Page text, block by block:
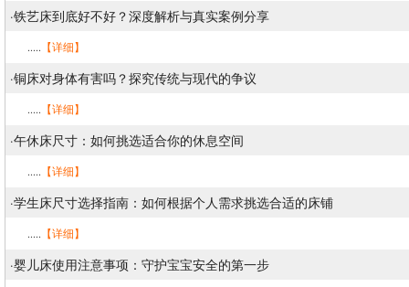
·铁艺床到底好不好？深度解析与真实案例分享
..... 【详细】
·铜床对身体有害吗？探究传统与现代的争议
..... 【详细】
·午休床尺寸：如何挑选适合你的休息空间
..... 【详细】
·学生床尺寸选择指南：如何根据个人需求挑选合适的床铺
..... 【详细】
·婴儿床使用注意事项：守护宝宝安全的第一步